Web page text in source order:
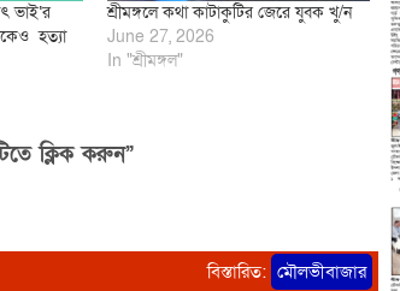
ভাই‘র
হত্যা
শ্রীমঙ্গলে কথা কাটাকুটির জেরে যুবক খু/ন
June 27, 2026
In "শ্রীমঙ্গল"
ক্লিক করুন”
বিস্তারিত: মৌলভীবাজার